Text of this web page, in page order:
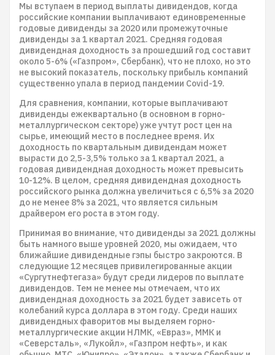
Мы вступаем в период выплаты дивидендов, когда
российские компании выплачивают единовременные
годовые дивиденды за 2020 или промежуточные
дивиденды за 1 квартал 2021. Средняя годовая
дивидендная доходность за прошедший год составит
около 5-6% («Газпром», Сбербанк), что не плохо, но это
не высокий показатель, поскольку прибыль компаний
существенно упала в период пандемии Covid-19.
Для сравнения, компании, которые выплачивают
дивиденды ежеквартально (в основном в горно-
металлургическом секторе) уже учтут рост цен на
сырье, имеющий место в последнее время. Их
доходность по квартальным дивидендам может
вырасти до 2,5-3,5% только за 1 квартал 2021, а
годовая дивидендная доходность может превысить
10-12%. В целом, средняя дивидендная доходность
российского рынка должна увеличиться с 6,5% за 2020
до не менее 8% за 2021, что является сильным
драйвером его роста в этом году.
Принимая во внимание, что дивиденды за 2021 должны
быть намного выше уровней 2020, мы ожидаем, что
ближайшие дивидендные гэпы быстро закроются. В
следующие 12 месяцев привилегированные акции
«Сургутнефтегаза» будут среди лидеров по выплате
дивидендов. Тем не менее мы отмечаем, что их
дивидендная доходность за 2021 будет зависеть от
колебаний курса доллара в этом году. Среди наших
дивидендных фаворитов мы выделяем горно-
металлургические акции НЛМК, «Евраз», ММК и
«Северсталь», «Лукойл», «Газпром нефть», и как